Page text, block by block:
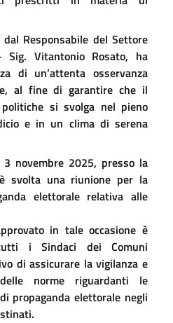
Responsabile del Settore
Sig. Vitantonio Rosato, ha
di un’attenta osservanza
al fine di garantire che il
si svolga nel pieno
e in un clima di serena
novembre 2025, presso la
svolta una riunione per la
elettorale relativa alle
in tale occasione è
i Sindaci dei Comuni
di assicurare la vigilanza e
norme riguardanti le
propaganda elettorale negli